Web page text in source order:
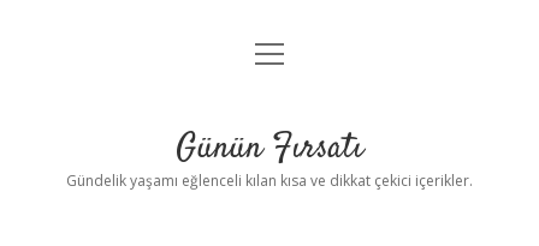
Anasayfa
Yasal Uyarı
menüyü
Günün Fırsatı
Gündelik yaşamı eğlenceli kılan kısa ve dikkat çekici içerikler.